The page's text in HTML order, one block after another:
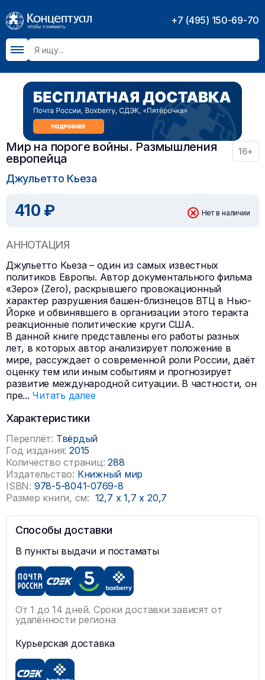
+7 (495) 150-69-70
Мир на пороге войны. Размышления
европейца
16+
Джульетто Кьеза
410 ₽ Нет в наличии
АННОТАЦИЯ
Джульетто Кьеза – один из самых известных
политиков Европы. Автор документального фильма
«Зеро» (Zero), раскрывшего провокационный
характер разрушения башен-близнецов ВТЦ в Нью-
Йорке и обвинявшего в организации этого теракта
реакционные политические круги США.
В данной книге представлены его работы разных
лет, в которых автор анализирует положение в
мире, рассуждает о современной роли России, даёт
оценку тем или иным событиям и прогнозирует
развитие международной ситуации. В частности, он
пре... Читать далее
Характеристики
Переплёт: Твёрдый
Год издания: 2015
Количество страниц: 288
Издательство: Книжный мир
ISBN: 978-5-8041-0769-8
Размер книги, см: 12,7 x 1,7x 20,7
Способы доставки
В пункты выдачи и постаматы
От 1 до 14 дней. Сроки доставки зависят от
удалённости региона
Курьерская доставка